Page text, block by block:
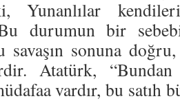
Yunanlılar
Bu durumun bir
savaşın sonuna
Atatürk, “Bundan
vardır, bu satıh